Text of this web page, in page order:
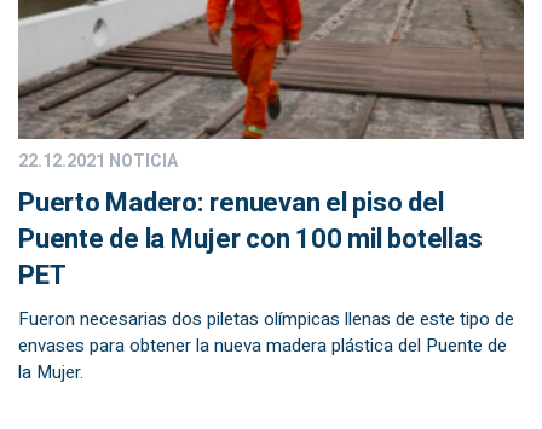
22.12.2021 NOTICIA
Puerto Madero: renuevan el piso del
Puente de la Mujer con 100 mil botellas
PET
Fueron necesarias dos piletas olímpicas llenas de este tipo de
envases para obtener la nueva madera plástica del Puente de
la Mujer.